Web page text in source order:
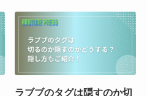
ラブブのタグは隠すのか切